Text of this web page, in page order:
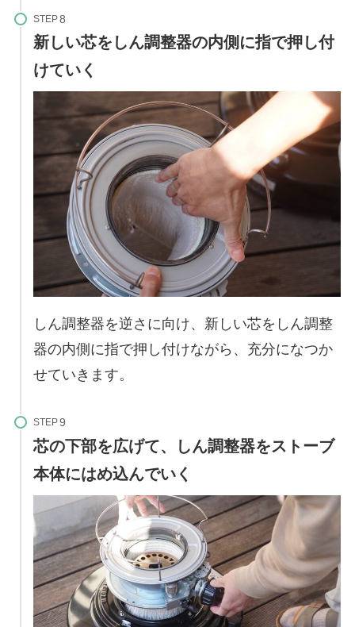
STEP
新しい芯をしん調整器の内側に指で押し付
けていく
しん調整器を逆さに向け、新しい芯をしん調整
器の内側に指で押し付けながら、充分になつか
せていきます。
STEP
芯の下部を広げて、しん調整器をストーブ
本体にはめ込んでいく